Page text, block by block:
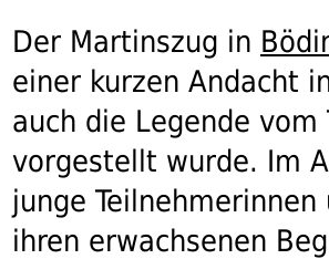
Der Martinszug in
einer kurzen Andacht
auch die Legende
vorgestellt wurde. Im
junge
ihren erwachsenen